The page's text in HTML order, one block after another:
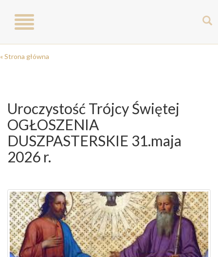
Toggle
navigation
« Strona główna
Uroczystość Trójcy Świętej
OGŁOSZENIA
DUSZPASTERSKIE 31.maja
2026 r.